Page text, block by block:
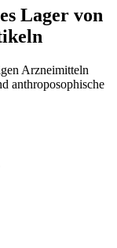
Lager von
Arzneimitteln
anthroposophische